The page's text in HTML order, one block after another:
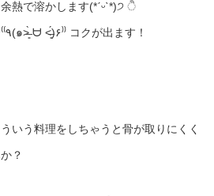
熱で溶かします(*ˊᵕˋ*)੭
これがおいしいんですよ〜⁽⁽٩(๑˃̶͈̀ ᗨ ˂̶͈́)۶⁾⁾ コクが出ます！
いう料理をしちゃうと骨が取りにくく
？